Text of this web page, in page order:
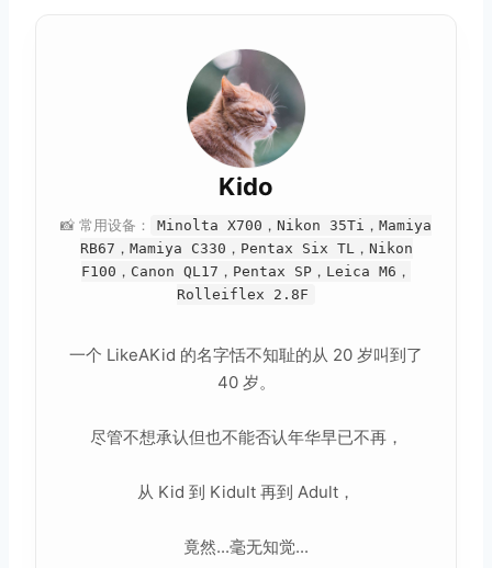
Kido
📸 常用设备：
Minolta X700，Nikon 35Ti，Mamiya
RB67，Mamiya C330，Pentax Six TL，Nikon
F100，Canon QL17，Pentax SP，Leica M6，
Rolleiflex 2.8F
一个 LikeAKid 的名字恬不知耻的从 20 岁叫到了
40 岁。
尽管不想承认但也不能否认年华早已不再，
从 Kid 到 Kidult 再到 Adult，
竟然...毫无知觉...